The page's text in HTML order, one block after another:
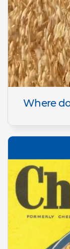
Where